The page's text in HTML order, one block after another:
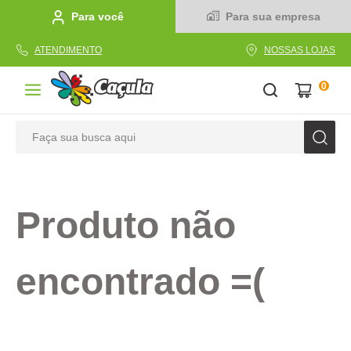
Para você Para sua empresa
ATENDIMENTO NOSSAS LOJAS
0
Produto não
encontrado =(
2º linha
4º tecido